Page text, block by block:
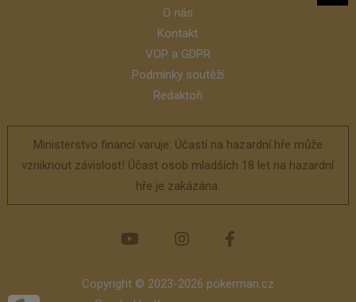
O nás
Kontakt
VOP a GDPR
Podmínky soutěží
Redaktoři
Ministerstvo financí varuje: Účastí na hazardní hře může
vzniknout závislost! Účast osob mladších 18 let na hazardní
hře je zakázána.
Copyright © 2023-2026 pokerman.cz